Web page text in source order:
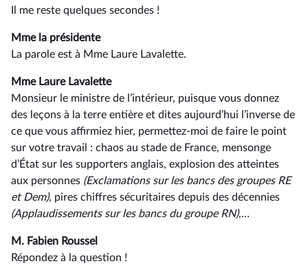
Il me reste quelques secondes !
Mme la présidente
La parole est à Mme Laure Lavalette.
Mme Laure Lavalette
Monsieur le ministre de l’intérieur, puisque vous donnez
des leçons à la terre entière et dites aujourd’hui l’inverse de
ce que vous affirmiez hier, permettez-moi de faire le point
sur votre travail : chaos au stade de France, mensonge
d’État sur les supporters anglais, explosion des atteintes
aux personnes (Exclamations sur les bancs des groupes RE
et Dem), pires chiffres sécuritaires depuis des décennies
(Applaudissements sur les bancs du groupe RN),…
M. Fabien Roussel
Répondez à la question !